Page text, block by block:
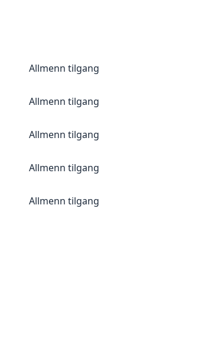
Allmenn tilgang
Allmenn tilgang
Allmenn tilgang
Allmenn tilgang
Allmenn tilgang